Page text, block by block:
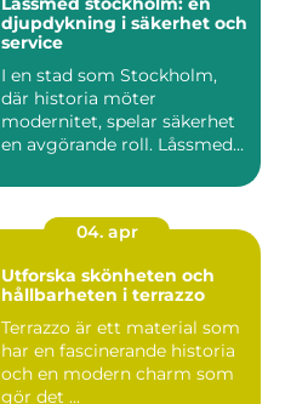
djupdykning i säkerhet och
service
I en stad som Stockholm,
där historia möter
modernitet, spelar säkerhet
en avgörande roll. Låssmed
04. apr
Utforska skönheten och
hållbarheten i terrazzo
Terrazzo är ett material som
har en fascinerande historia
och en modern charm som
gör det ...